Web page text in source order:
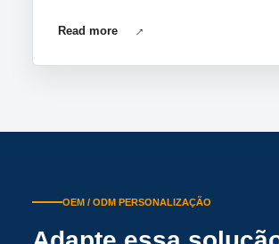
Read more
OEM / ODM PERSONALIZAÇÃO